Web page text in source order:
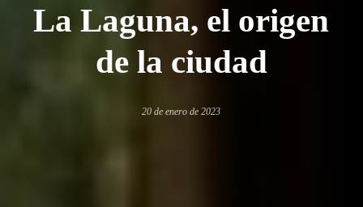
La Laguna, el origen
de la ciudad
20 de enero de 2023